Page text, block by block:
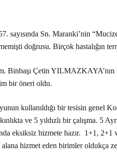
sayısında Sn. Maranki’nin
doğrusu. Birçok hastalığın
Binbaşı Çetin
bir öneri oldu.
kullanıldığı bir tesisin genel
ve 5 yıldızlı bir çalışma. 5
eksiksiz hizmete hazır. 1+1,
hizmet eden birimler oldukça